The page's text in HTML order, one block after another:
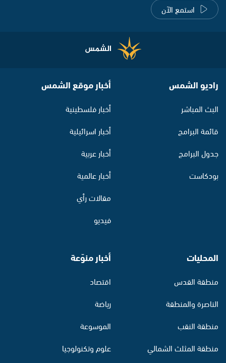
استمع الآن
راديو الشمس
البث المباشر
قائمة البرامج
جدول البرامج
بودكاست
أخبار موقع الشمس
أخبار فلسطينية
أخبار اسرائيلية
أخبار عربية
أخبار عالمية
مقالات رأي
فيديو
المحليات
منطقة القدس
الناصرة والمنطقة
منطقة النقب
منطقة المثلث الشمالي
أخبار منوّعة
اقتصاد
رياضة
الموسوعة
علوم وتكنولوجيا